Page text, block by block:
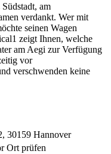
am
verdankt. Wer mit
seinen Wagen
zeigt Ihnen, welche
am Aegi zur Verfügung
vor
verschwenden keine
30159 Hannover
Ort prüfen